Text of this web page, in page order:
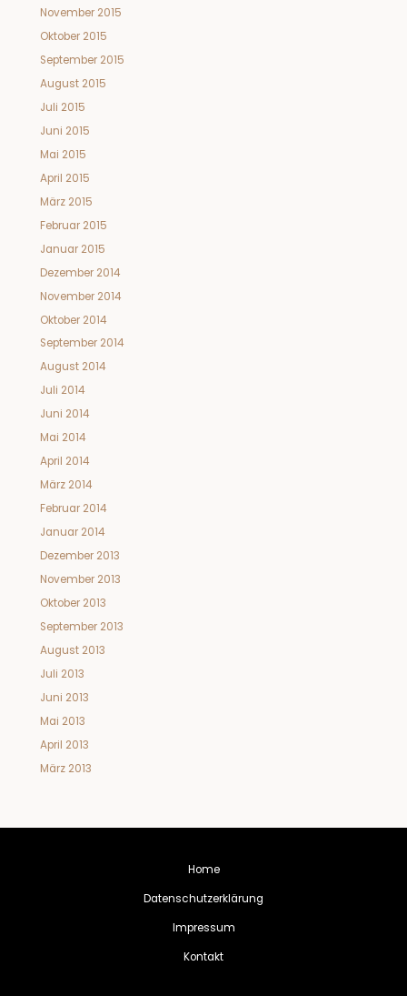
November 2015
Oktober 2015
September 2015
August 2015
Juli 2015
Juni 2015
Mai 2015
April 2015
März 2015
Februar 2015
Januar 2015
Dezember 2014
November 2014
Oktober 2014
September 2014
August 2014
Juli 2014
Juni 2014
Mai 2014
April 2014
März 2014
Februar 2014
Januar 2014
Dezember 2013
November 2013
Oktober 2013
September 2013
August 2013
Juli 2013
Juni 2013
Mai 2013
April 2013
März 2013
Home
Datenschutzerklärung
Impressum
Kontakt